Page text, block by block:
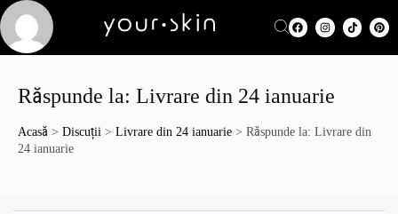
Răspunde la: Livrare din 24 ianuarie
Acasă > Discuții > Livrare din 24 ianuarie > Răspunde la: Livrare din
24 ianuarie